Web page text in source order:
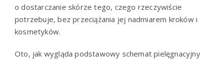
o dostarczanie skórze tego, czego rzeczywiście
potrzebuje, bez przeciążania jej nadmiarem kroków i
kosmetyków.
Oto, jak wygląda podstawowy schemat pielęgnacyjny